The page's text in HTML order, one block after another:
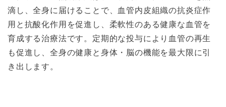
滴し、全身に届けることで、血管内皮組織の抗炎症作
用と抗酸化作用を促進し、柔軟性のある健康な血管を
育成する治療法です。定期的な投与により血管の再生
も促進し、全身の健康と身体・脳の機能を最大限に引
き出します。